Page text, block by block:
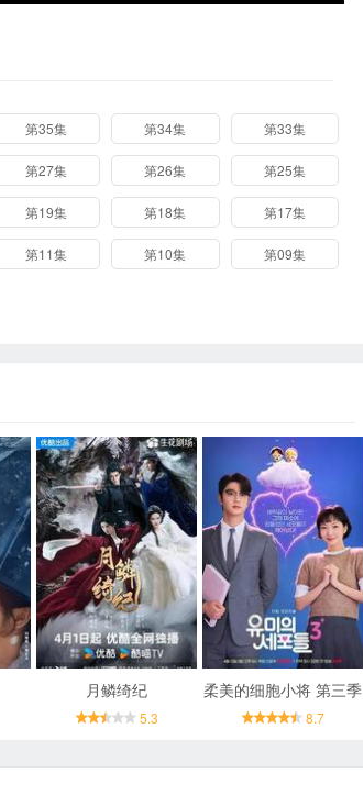
第35集 第34集 第33集
第27集 第26集 第25集
第19集 第18集 第17集
第11集 第10集 第09集
月鳞绮纪
5.3
柔美的细胞小将 第三季
8.7